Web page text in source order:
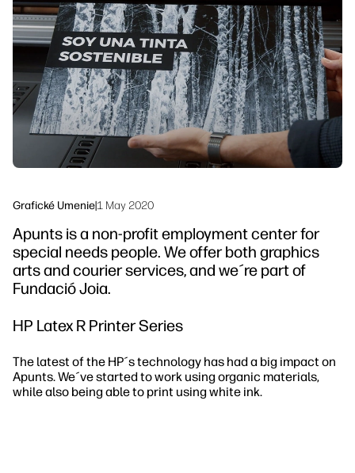
Riešenia pracovných tokov
Udržateľnosť
Grafické Umenie|1 May 2020
Apunts is a non-profit employment center for
special needs people. We offer both graphics
arts and courier services, and we´re part of
Fundació Joia.
HP Latex R Printer Series
The latest of the HP´s technology has had a big impact on
Apunts. We´ve started to work using organic materials,
while also being able to print using white ink.